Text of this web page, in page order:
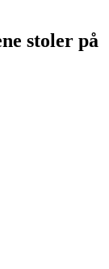
stoler på